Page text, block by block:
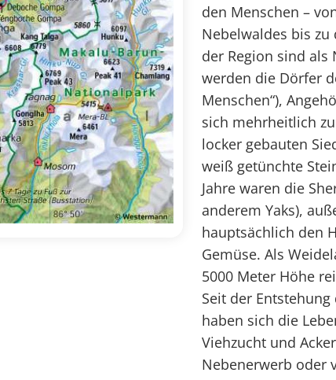
den Menschen –
Nebelwaldes bis zu
der Region sind als
werden die Dörfer
Menschen“),
sich mehrheitlich
locker gebauten
weiß getünchte
Jahre waren die
anderem Yaks),
hauptsächlich den
Gemüse. Als
5000 Meter Höhe
Seit der
haben sich die
Viehzucht und
Nebenerwerb oder